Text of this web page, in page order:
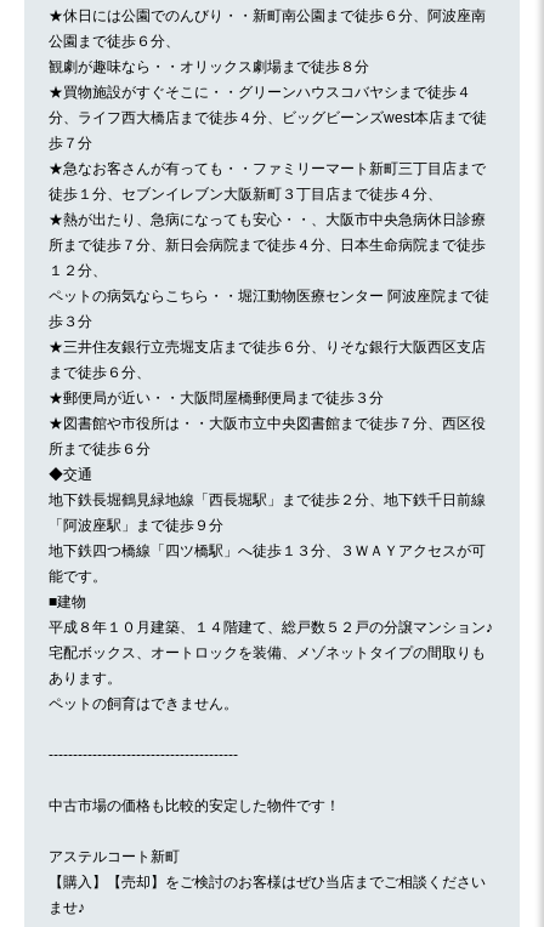
★休日には公園でのんびり・・新町南公園まで徒歩６分、阿波座南
公園まで徒歩６分、
観劇が趣味なら・・オリックス劇場まで徒歩８分
★買物施設がすぐそこに・・グリーンハウスコバヤシまで徒歩４
分、ライフ西大橋店まで徒歩４分、ビッグビーンズwest本店まで徒
歩７分
★急なお客さんが有っても・・ファミリーマート新町三丁目店まで
徒歩１分、セブンイレブン大阪新町３丁目店まで徒歩４分、
★熱が出たり、急病になっても安心・・、大阪市中央急病休日診療
所まで徒歩７分、新日会病院まで徒歩４分、日本生命病院まで徒歩
１２分、
ペットの病気ならこちら・・堀江動物医療センター 阿波座院まで徒
歩３分
★三井住友銀行立売堀支店まで徒歩６分、りそな銀行大阪西区支店
まで徒歩６分、
★郵便局が近い・・大阪問屋橋郵便局まで徒歩３分
★図書館や市役所は・・大阪市立中央図書館まで徒歩７分、西区役
所まで徒歩６分
◆交通
地下鉄長堀鶴見緑地線「西長堀駅」まで徒歩２分、地下鉄千日前線
「阿波座駅」まで徒歩９分
地下鉄四つ橋線「四ツ橋駅」へ徒歩１３分、３ＷＡＹアクセスが可
能です。
■建物
平成８年１０月建築、１４階建て、総戸数５２戸の分譲マンション♪
宅配ボックス、オートロックを装備、メゾネットタイプの間取りも
あります。
ペットの飼育はできません。
---------------------------------------
中古市場の価格も比較的安定した物件です！
アステルコート新町
【購入】【売却】をご検討のお客様はぜひ当店までご相談ください
ませ♪